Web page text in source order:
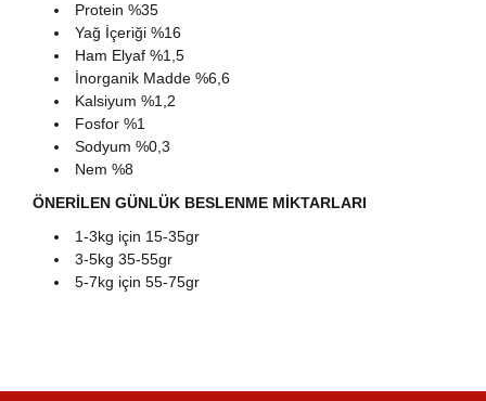
Protein %35
Yağ İçeriği %16
Ham Elyaf %1,5
İnorganik Madde %6,6
Kalsiyum %1,2
Fosfor %1
Sodyum %0,3
Nem %8
ÖNERİLEN GÜNLÜK BESLENME MİKTARLARI
1-3kg için 15-35gr
3-5kg 35-55gr
5-7kg için 55-75gr
formunu kullanarak tarafımıza iletebilirsiniz.